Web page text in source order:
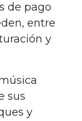
de pago
entre
y
sus
y